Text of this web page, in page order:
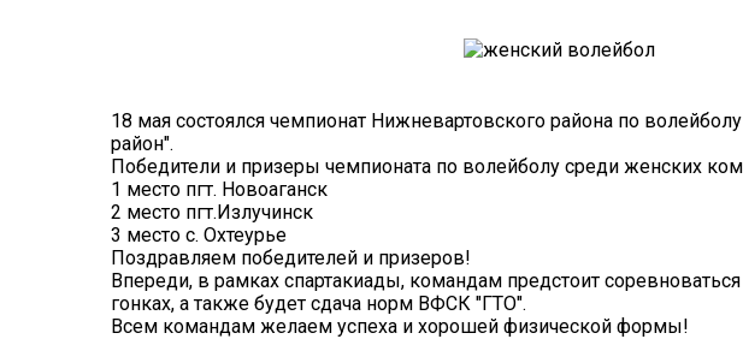
18 мая состоялся чемпионат Нижневартовского района по
район".
Победители и призеры чемпионата по волейболу среди женских
1 место пгт. Новоаганск
2 место пгт.Излучинск
3 место с. Охтеурье
Поздравляем победителей и призеров!
Впереди, в рамках спартакиады, командам предстоит
гонках, а также будет сдача норм ВФСК "ГТО".
Всем командам желаем успеха и хорошей физической формы!